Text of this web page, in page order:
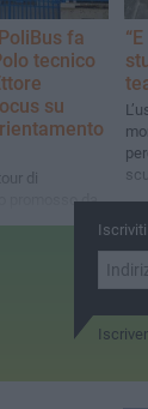
fa
tecnico
su
di
promosso da